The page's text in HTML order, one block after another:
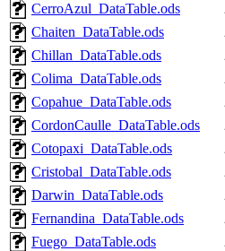
CerroAzul_DataTable.ods
Chaiten_DataTable.ods
Chillan_DataTable.ods
Colima_DataTable.ods
Copahue_DataTable.ods
CordonCaulle_DataTable.ods
Cotopaxi_DataTable.ods
Cristobal_DataTable.ods
Darwin_DataTable.ods
Fernandina_DataTable.ods
Fuego_DataTable.ods